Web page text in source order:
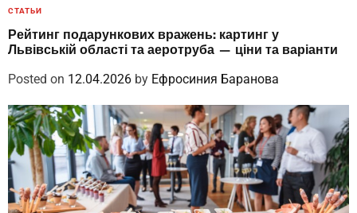
СТАТЬИ
Рейтинг подарункових вражень: картинг у
Львівській області та аеротруба — ціни та варіанти
Posted on 12.04.2026 by Ефросиния Баранова